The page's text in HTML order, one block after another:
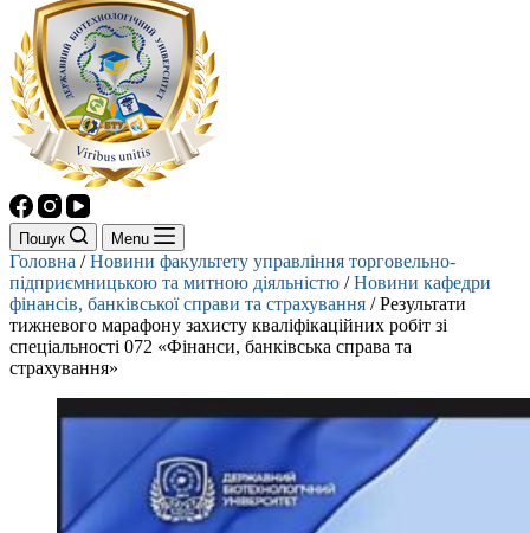
Пошук Menu
Головна /Новини факультету управління торговельно-
підприємницькою та митною діяльністю /Новини кафедри
фінансів, банківської справи та страхування /Результати
тижневого марафону захисту кваліфікаційних робіт зі
спеціальності 072 «Фінанси, банківська справа та
страхування»